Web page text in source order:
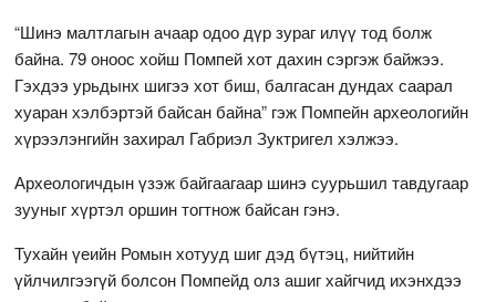
“Шинэ малтлагын ачаар одоо дүр зураг илүү тод болж
байна. 79 оноос хойш Помпей хот дахин сэргэж байжээ.
Гэхдээ урьдынх шигээ хот биш, балгасан дундах саарал
хуаран хэлбэртэй байсан байна” гэж Помпейн археологийн
хүрээлэнгийн захирал Габриэл Зуктригел хэлжээ.
Археологичдын үзэж байгаагаар шинэ суурьшил тавдугаар
зууныг хүртэл оршин тогтнож байсан гэнэ.
Тухайн үеийн Ромын хотууд шиг дэд бүтэц, нийтийн
үйлчилгээгүй болсон Помпейд олз ашиг хайгчид ихэнхдээ